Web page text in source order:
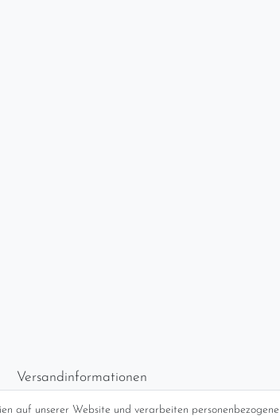
auf unserer Website und verarbeiten
Versandinformationen